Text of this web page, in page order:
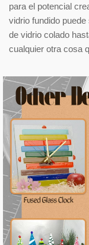
para el potencial
vidrio fundido
de vidrio colado
cualquier otra cosa